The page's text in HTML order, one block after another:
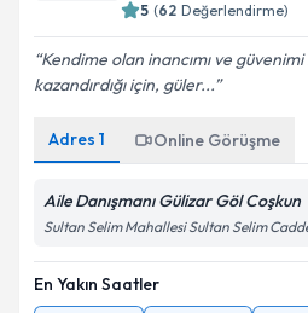
E-posta Adresiniz
Kişisel verilerimin
Metni'ni okudum ve
Takvim
5 (62 Değerlendirme)
Kendime olan inancımı ve
kazandırdığı için, güler...
Adres 1 Online Görüşme
Aile Danışmanı Gülizar Göl Coşkun
Sultan Selim Mahallesi Sultan Selim
En Yakın Saatler